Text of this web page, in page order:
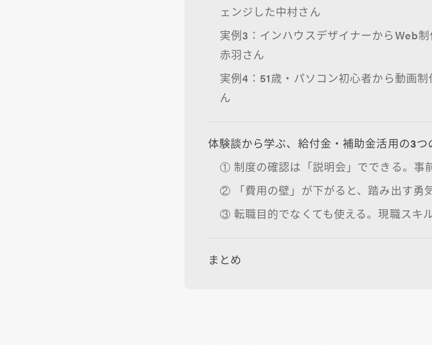
ェンジした中村さん
実例3：インハウスデザイナーからWeb
赤羽さん
実例4：51歳・パソコン初心者から動画
ん
体験談から学ぶ、給付金・補助金活用の3つ
① 制度の確認は「説明会」でできる。事
② 「費用の壁」が下がると、踏み出す勇
③ 転職目的でなくても使える。現職スキ
まとめ